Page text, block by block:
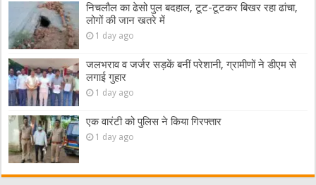
निचलौल का ढेसो पुल बदहाल, टूट-टूटकर बिखर रहा ढांचा,
लोगों की जान खतरे में
1 day ago
जलभराव व जर्जर सड़कें बनीं परेशानी, ग्रामीणों ने डीएम से
लगाई गुहार
1 day ago
एक वारंटी को पुलिस ने किया गिरफ्तार
1 day ago